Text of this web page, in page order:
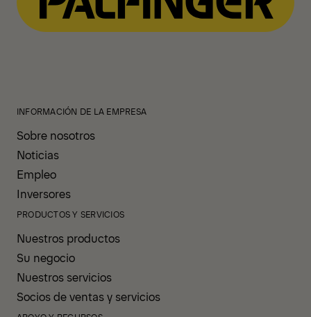
INFORMACIÓN DE LA EMPRESA
Sobre nosotros
Noticias
Empleo
Inversores
PRODUCTOS Y SERVICIOS
Nuestros productos
Su negocio
Nuestros servicios
Socios de ventas y servicios